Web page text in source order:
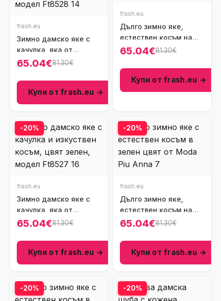
frash.eu
Зимно дамско яке с
качулка, яка от
изкуствен косъм, цвят
65.04€81.30€
Купи от frash.eu →
frash.eu
Дълго зимно яке,
естествен косъм на
качулката, Ft8599
65.04€81.30€
Купи от frash.eu →
-20%
frash.eu
Зимно дамско яке с
качулка, яка от
изкуствен косъм, цвят
65.04€81.30€
Купи от frash.eu →
-20%
frash.eu
Дълго зимно яке,
естествен косъм на
качулката, цвят зелен,
65.04€81.30€
Купи от frash.eu →
-20% -20%